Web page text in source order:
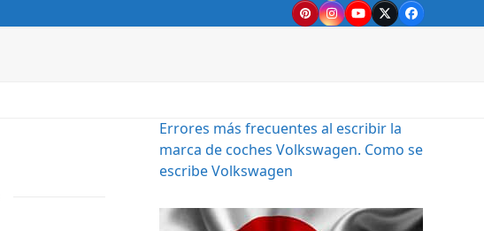
PinterestInstagram
YouTube
TwitterFacebook
Errores más frecuentes al escribir la
marca de coches Volkswagen. Como se
escribe Volkswagen